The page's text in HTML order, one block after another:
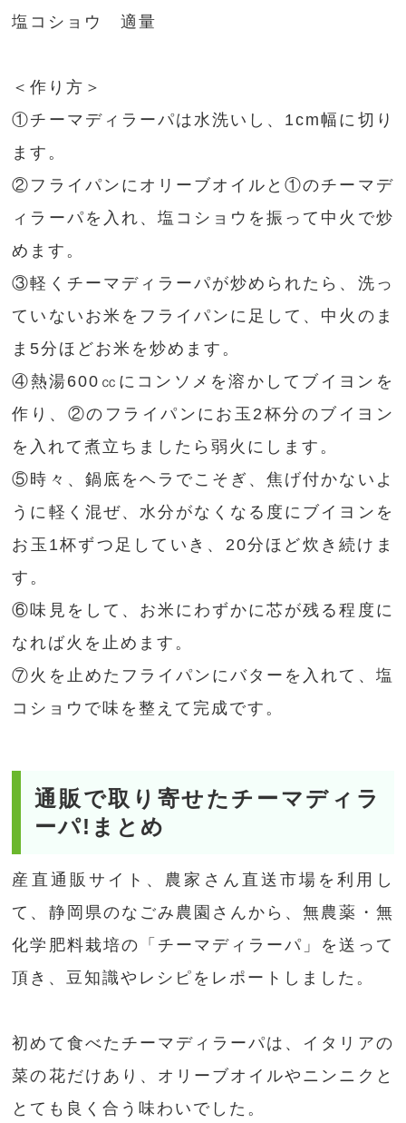
塩コショウ 適量
＜作り方＞
①チーマディラーパは水洗いし、1cm幅に切り
ます。
②フライパンにオリーブオイルと①のチーマデ
ィラーパを入れ、塩コショウを振って中火で炒
めます。
③軽くチーマディラーパが炒められたら、洗っ
ていないお米をフライパンに足して、中火のま
ま5分ほどお米を炒めます。
④熱湯600㏄にコンソメを溶かしてブイヨンを
作り、②のフライパンにお玉2杯分のブイヨン
を入れて煮立ちましたら弱火にします。
⑤時々、鍋底をヘラでこそぎ、焦げ付かないよ
うに軽く混ぜ、水分がなくなる度にブイヨンを
お玉1杯ずつ足していき、20分ほど炊き続けま
す。
⑥味見をして、お米にわずかに芯が残る程度に
なれば火を止めます。
⑦火を止めたフライパンにバターを入れて、塩
コショウで味を整えて完成です。
通販で取り寄せたチーマディラ
ーパ!まとめ
産直通販サイト、農家さん直送市場を利用し
て、静岡県のなごみ農園さんから、無農薬・無
化学肥料栽培の「チーマディラーパ」を送って
頂き、豆知識やレシピをレポートしました。
初めて食べたチーマディラーパは、イタリアの
菜の花だけあり、オリーブオイルやニンニクと
とても良く合う味わいでした。